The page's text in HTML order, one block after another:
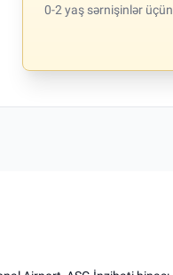
0-2 yaş sərnişinlər